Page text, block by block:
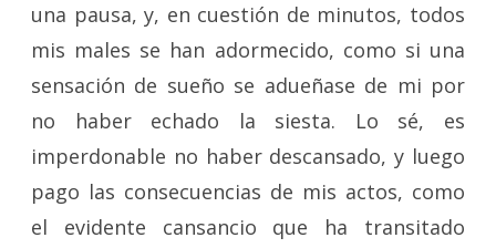
una pausa, y, en cuestión de minutos, todos
mis males se han adormecido, como si una
sensación de sueño se adueñase de mi por
no haber echado la siesta. Lo sé, es
imperdonable no haber descansado, y luego
pago las consecuencias de mis actos, como
el evidente cansancio que ha transitado